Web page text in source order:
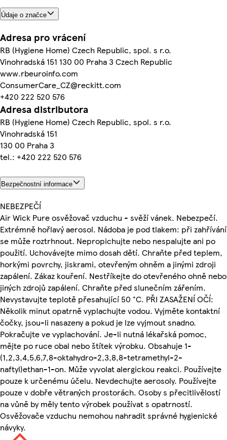
Údaje o značce
Adresa pro vrácení
RB (Hygiene Home) Czech Republic, spol. s r.o.
Vinohradská 151 130 00 Praha 3 Czech Republic
www.rbeuroinfo.com
ConsumerCare_CZ@reckitt.com
+420 222 520 576
Adresa distributora
RB (Hygiene Home) Czech Republic, spol. s r.o.
Vinohradská 151
130 00 Praha 3
tel.: +420 222 520 576
Bezpečnostní informace
NEBEZPEČÍ
Air Wick Pure osvěžovač vzduchu - svěží vánek. Nebezpečí.
Extrémně hořlavý aerosol. Nádoba je pod tlakem: při zahřívání
se může roztrhnout. Nepropichujte nebo nespalujte ani po
použití. Uchovávejte mimo dosah dětí. Chraňte před teplem,
horkými povrchy, jiskrami, otevřeným ohněm a jinými zdroji
zapálení. Zákaz kouření. Nestříkejte do otevřeného ohně nebo
jiných zdrojů zapálení. Chraňte před slunečním zářením.
Nevystavujte teplotě přesahující 50 °C. PŘI ZASAŽENÍ OČÍ:
Několik minut opatrně vyplachujte vodou. Vyjměte kontaktní
čočky, jsou-li nasazeny a pokud je lze vyjmout snadno.
Pokračujte ve vyplachování. Je-li nutná lékařská pomoc,
mějte po ruce obal nebo štítek výrobku. Obsahuje 1-
(1,2,3,4,5,6,7,8-oktahydro-2,3,8,8-tetramethyl-2-
naftyl)ethan-1-on. Může vyvolat alergickou reakci. Používejte
pouze k určenému účelu. Nevdechujte aerosoly. Používejte
pouze v dobře větraných prostorách. Osoby s přecitlivělostí
na vůně by měly tento výrobek používat s opatrností.
Osvěžovače vzduchu nemohou nahradit správné hygienické
návyky.